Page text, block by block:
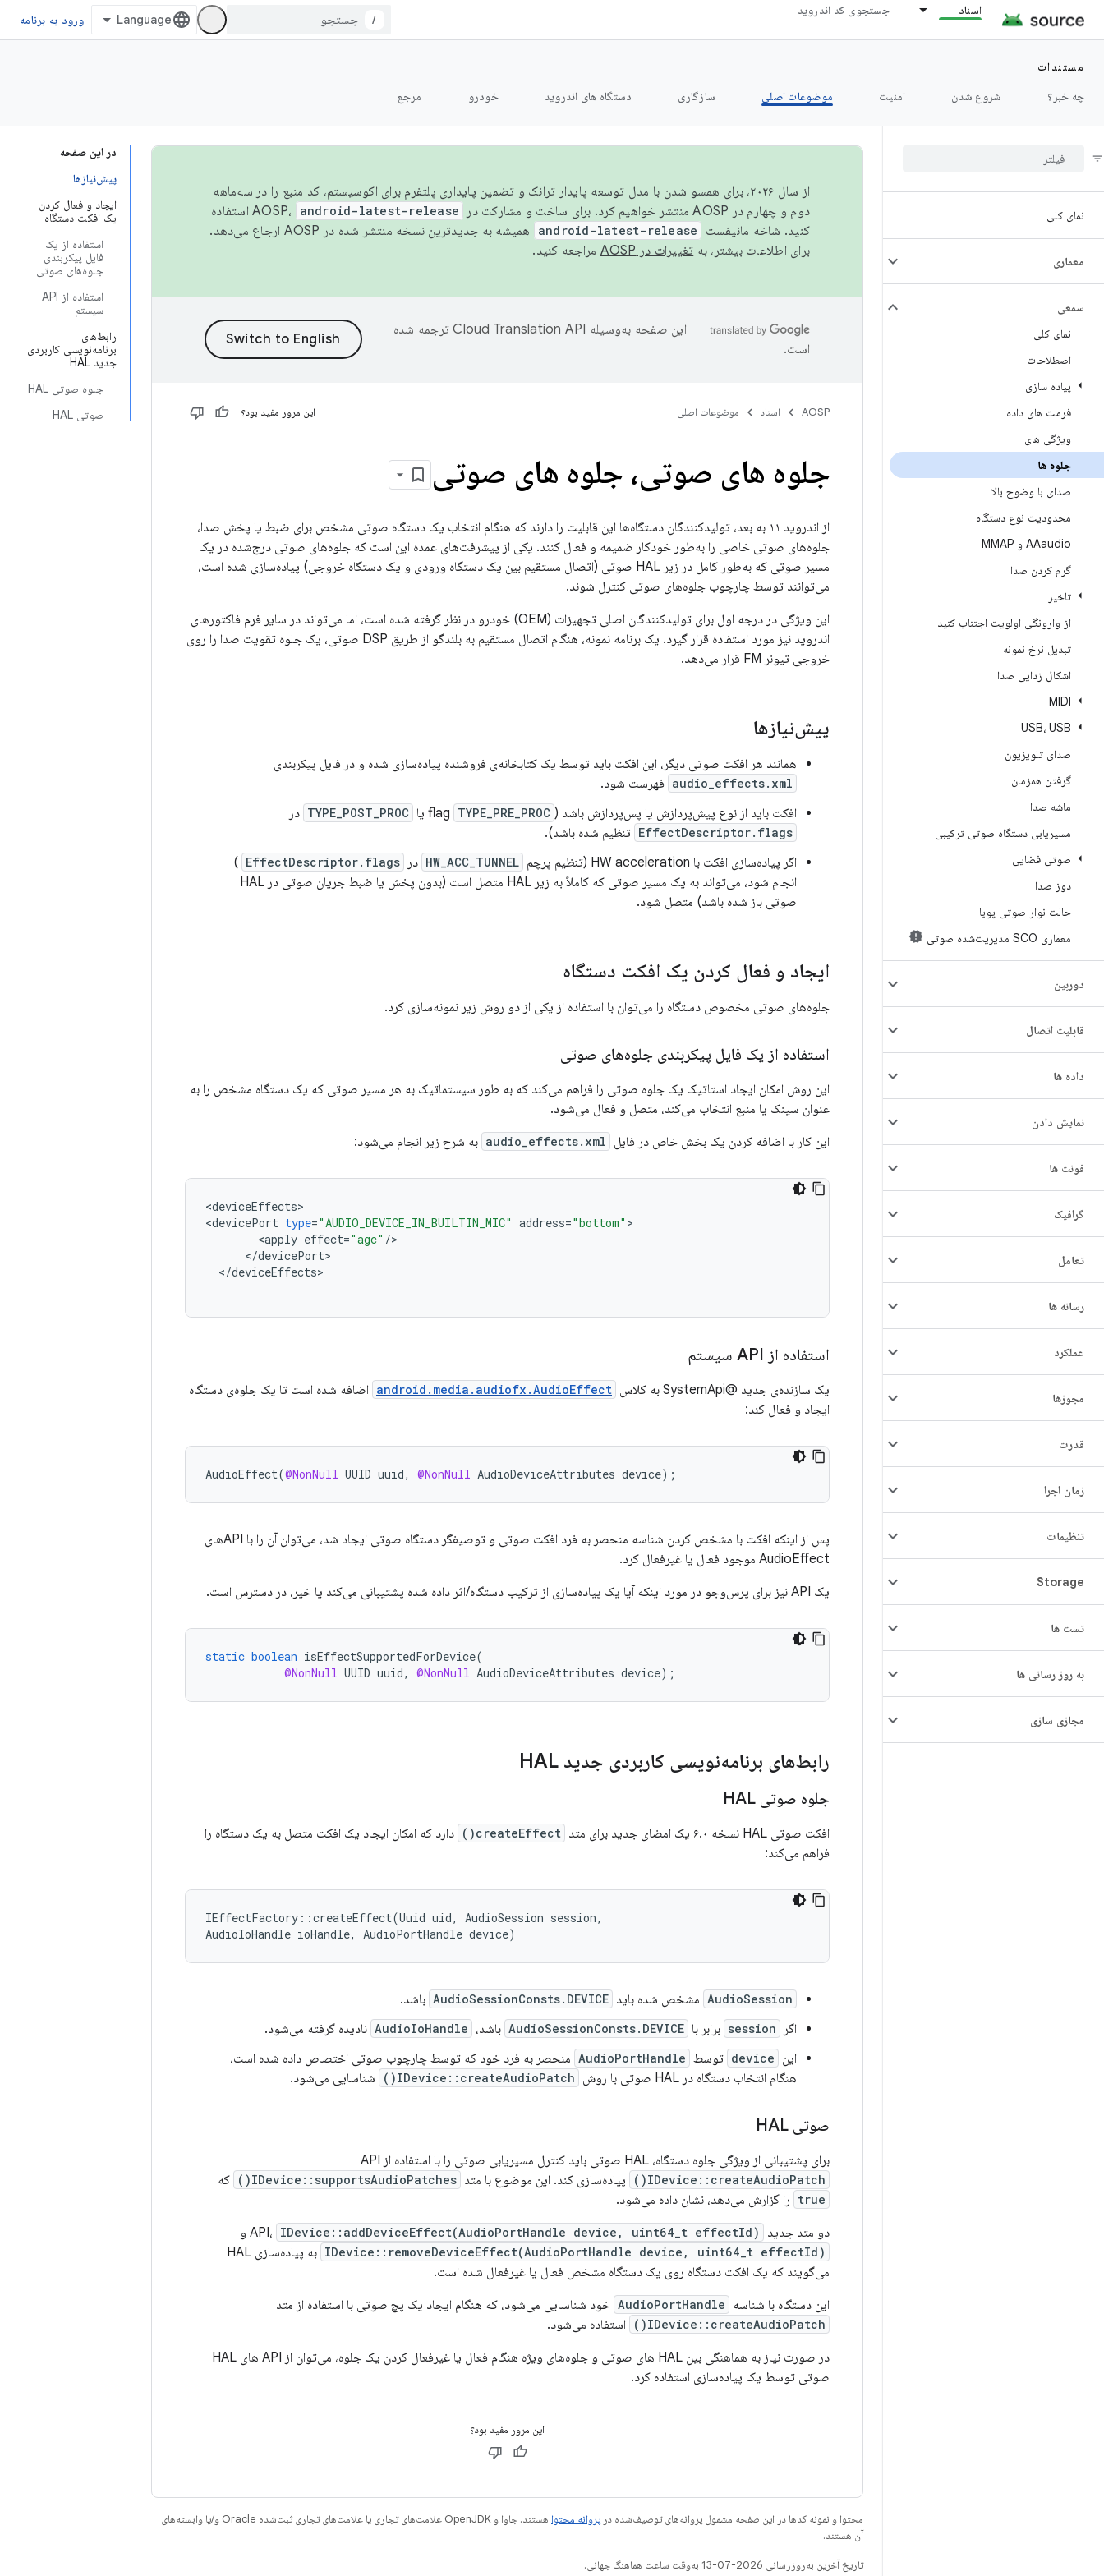
اسناد جستجوی کد اندروید
/ ورود به برنامه
مستندات
چه خبر؟
شروع شدن امنیت موضوعات اصلی سازگاری دستگاه های اندروید خودرو مرجع
نمای کلی
معماری
سمعی
نمای کلی
اصطلاحات
پیاده سازی
فرمت های داده
ویژگی های
جلوه ها
صدای با وضوح بالا
محدودیت نوع دستگاه
AAaudio و MMAP
گرم کردن صدا
تاخیر
از وارونگی اولویت اجتناب کنید
تبدیل نرخ نمونه
اشکال زدایی صدا
MIDI
USB، USB
صدای تلویزیون
گرفتن همزمان
ماشه صدا
مسیریابی دستگاه صوتی ترکیبی
صوتی فضایی
دوز صدا
حالت نوار صوتی پویا
معماری SCO مدیریت‌شده صوتی
دوربین
قابلیت اتصال
داده ها
نمایش دادن
فونت ها
گرافیک
تعامل
رسانه ها
عملکرد
مجوزها
قدرت
زمان اجرا
تنظیمات
Storage
تست ها
به روز رسانی ها
مجازی سازی
در این صفحه
پیش‌نیازها
ایجاد و فعال کردن
یک افکت دستگاه
استفاده از یک
فایل پیکربندی
جلوه‌های صوتی
استفاده از API
سیستم
رابط‌های
برنامه‌نویسی کاربردی
جدید HAL
جلوه صوتی HAL
صوتی HAL
از سال ۲۰۲۶، برای همسو شدن با مدل توسعه پایدار ترانک و تضمین پایداری پلتفرم برای اکوسیستم، کد منبع را در سه‌ماهه
دوم و چهارم در AOSP منتشر خواهیم کرد. برای ساخت و مشارکت در AOSP،
android-latest-release
استفاده
کنید. شاخه مانیفست
android-latest-release
همیشه به جدیدترین نسخه منتشر شده در AOSP ارجاع می‌دهد.
برای اطلاعات بیشتر، به تغییرات در AOSP مراجعه کنید.
این صفحه به‌وسیله
ترجمه شده
است.
AOSP اسناد موضوعات اصلی این مرور مفید بود؟
جلوه های صوتی، جلوه های صوتی
از اندروید ۱۱ به بعد، تولیدکنندگان دستگاه‌ها این قابلیت را دارند که هنگام انتخاب یک دستگاه صوتی مشخص برای ضبط یا پخش صدا،
جلوه‌های صوتی خاصی را به‌طور خودکار ضمیمه و فعال کنند. یکی از پیشرفت‌های عمده این است که جلوه‌های صوتی درج‌شده در یک
مسیر صوتی که به‌طور کامل در زیر HAL صوتی (اتصال مستقیم بین یک دستگاه ورودی و یک دستگاه خروجی) پیاده‌سازی شده است،
می‌توانند توسط چارچوب جلوه‌های صوتی کنترل شوند.
این ویژگی در درجه اول برای تولیدکنندگان اصلی تجهیزات (OEM) خودرو در نظر گرفته شده است، اما می‌تواند در سایر فرم فاکتورهای
اندروید نیز مورد استفاده قرار گیرد. یک برنامه نمونه، هنگام اتصال مستقیم به بلندگو از طریق DSP صوتی، یک جلوه تقویت صدا را روی
خروجی تیونر FM قرار می‌دهد.
پیش‌نیازها
همانند هر افکت صوتی دیگر، این افکت باید توسط یک کتابخانه‌ی فروشنده پیاده‌سازی شده و در فایل پیکربندی
audio_effects.xml فهرست شود.
افکت باید از نوع پیش‌پردازش یا پس‌پردازش باشد (flag TYPE_PRE_PROC یا TYPE_POST_PROC در
EffectDescriptor.flags تنظیم شده باشد).
اگر پیاده‌سازی افکت با HW acceleration (تنظیم پرچم
HW_ACC_TUNNEL در EffectDescriptor.flags
)
انجام شود، می‌تواند به یک مسیر صوتی که کاملاً به زیر HAL متصل است (بدون پخش یا ضبط جریان صوتی در HAL
صوتی باز شده باشد) متصل شود.
ایجاد و فعال کردن یک افکت دستگاه
جلوه‌های صوتی مخصوص دستگاه را می‌توان با استفاده از یکی از دو روش زیر نمونه‌سازی کرد.
استفاده از یک فایل پیکربندی جلوه‌های صوتی
این روش امکان ایجاد استاتیک یک جلوه صوتی را فراهم می‌کند که به طور سیستماتیک به هر مسیر صوتی که یک دستگاه مشخص را به
عنوان سینک یا منبع انتخاب می‌کند، متصل و فعال می‌شود.
این کار با اضافه کردن یک بخش خاص در فایل audio_effects.xml به شرح زیر انجام می‌شود:
<deviceEffects>
<devicePort type="AUDIO_DEVICE_IN_BUILTIN_MIC" address="bottom" >
<apply effect="agc" />
</devicePort>
</deviceEffects>
استفاده از API سیستم
یک سازنده‌ی جدید @SystemApi به کلاس android.media.audiofx.AudioEffect اضافه شده است تا یک جلوه‌ی دستگاه
ایجاد و فعال کند:
AudioEffect(@NonNull UUID uuid, @NonNull AudioDeviceAttributes device);
پس از اینکه افکت با مشخص کردن شناسه منحصر به فرد افکت صوتی و توصیفگر دستگاه صوتی ایجاد شد، می‌توان آن را با APIهای
AudioEffect موجود فعال یا غیرفعال کرد.
یک API نیز برای پرس‌وجو در مورد اینکه آیا یک پیاده‌سازی از ترکیب دستگاه/اثر داده شده پشتیبانی می‌کند یا خیر، در دسترس است.
static boolean isEffectSupportedForDevice(
@NonNull UUID uuid, @NonNull AudioDeviceAttributes device);
رابط‌های برنامه‌نویسی کاربردی جدید HAL
جلوه صوتی HAL
افکت صوتی HAL نسخه ۶.۰ یک امضای جدید برای متد createEffect()
دارد که امکان ایجاد یک افکت متصل به یک دستگاه را
فراهم می‌کند:
IEffectFactory::createEffect(Uuid uid, AudioSession session,
AudioIoHandle ioHandle, AudioPortHandle device)
AudioSession مشخص شده باید AudioSessionConsts.DEVICE باشد.
اگر
session برابر با AudioSessionConsts.DEVICE باشد، AudioIoHandle نادیده گرفته می‌شود.
این device توسط AudioPortHandle منحصر به فرد خود که توسط چارچوب صوتی اختصاص داده شده است،
هنگام انتخاب دستگاه در HAL صوتی با روش
IDevice::createAudioPatch() شناسایی می‌شود.
صوتی HAL
برای پشتیبانی از ویژگی جلوه دستگاه، HAL صوتی باید کنترل مسیریابی صوتی را با استفاده از API
IDevice::createAudioPatch() پیاده‌سازی کند. این موضوع با متد IDevice::supportsAudioPatches() که
true را گزارش می‌دهد، نشان داده می‌شود.
دو متد جدید API،
IDevice::addDeviceEffect(AudioPortHandle device, uint64_t effectId) و
IDevice::removeDeviceEffect(AudioPortHandle device, uint64_t effectId)
به پیاده‌سازی HAL
می‌گویند که یک افکت دستگاه روی یک دستگاه مشخص فعال یا غیرفعال شده است.
این دستگاه با شناسه AudioPortHandle خود شناسایی می‌شود، که هنگام ایجاد یک پچ صوتی با استفاده از متد
IDevice::createAudioPatch()
استفاده می‌شود.
در صورت نیاز به هماهنگی بین HAL های صوتی و جلوه‌های ویژه هنگام فعال یا غیرفعال کردن یک جلوه، می‌توان از API های HAL
صوتی توسط یک پیاده‌سازی استفاده کرد.
این مرور مفید بود؟
محتوا و نمونه کدها در این صفحه مشمول پروانه‌های توصیف‌شده در پروانه محتوا
هستند. جاوا و OpenJDK علامت‌های تجاری یا علامت‌های تجاری ثبت‌شده Oracle و/یا وابسته‌های
آن هستند.
تاریخ آخرین به‌روزرسانی 2026-07-13 به‌وقت ساعت هماهنگ جهانی.